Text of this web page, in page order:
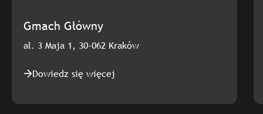
Gmach Główny
al. 3 Maja 1, 30-062 Kraków
Dowiedz się więcej